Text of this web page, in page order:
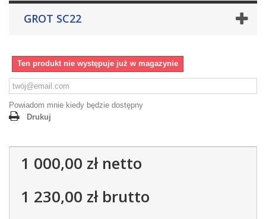
GROT SC22
Ten produkt nie występuje już w magazynie
Powiadom mnie kiedy będzie dostępny
Drukuj
1 000,00 złnetto
1 230,00 złbrutto